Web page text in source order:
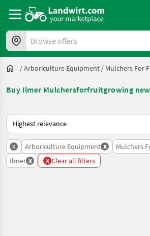
Browse offers
/Arboriculture Equipment / Mulchers For
Buy Ilmer Mulchersforfruitgrowing
This is how sorting works on Landwirt.com
x Arboriculture Equipment x Mulchers
Ilmer x x Clear all filters